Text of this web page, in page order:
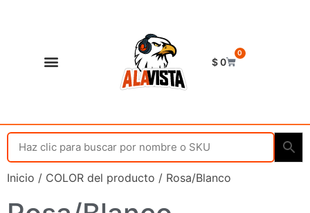
$0
0
Inicio / COLOR del producto / Rosa/Blanco